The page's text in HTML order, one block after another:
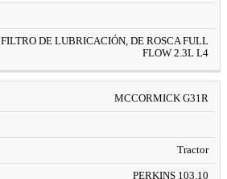
FILTRO DE LUBRICACIÓN, DE ROSCA FULL
FLOW 2.3L L4
MCCORMICK G31R
Tractor
PERKINS 103.10